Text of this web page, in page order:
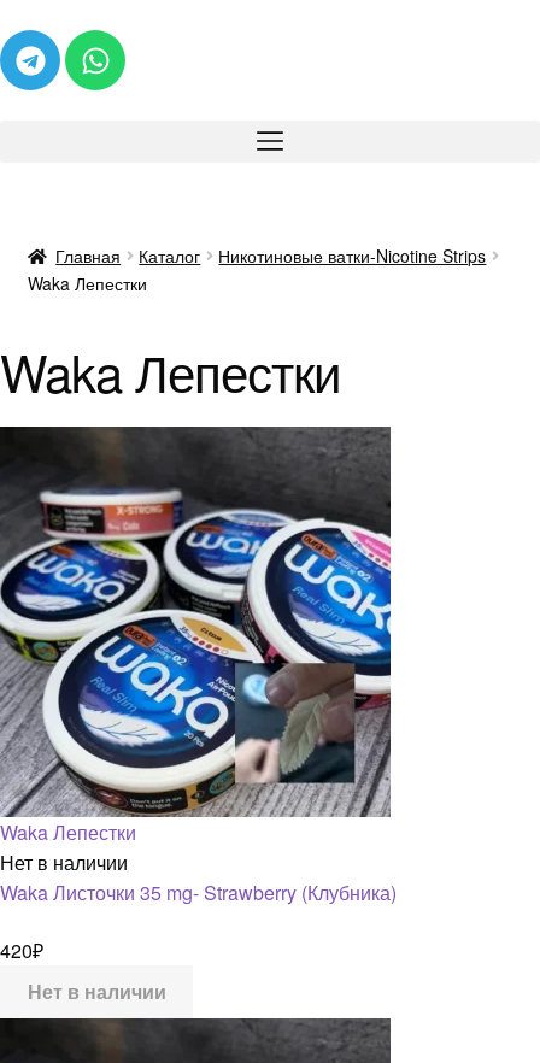
Главная Каталог
Никотиновые ватки-Nicotine Strips
Waka Лепестки
Waka Лепестки
Waka Лепестки
Нет в наличии
Waka Листочки 35 mg- Strawberry (Клубника)
420₽
Нет в наличии